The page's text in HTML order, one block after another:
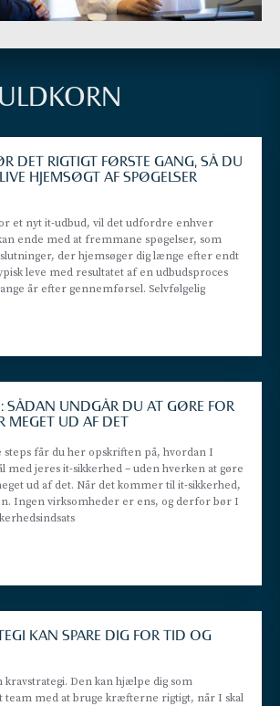
DET RIGTIGT FØRSTE GANG, SÅ DU
HJEMSØGT AF SPØGELSER
et nyt it-udbud, vil det udfordre enhver
ende med at fremmane spøgelser, som
der hjemsøger dig længe efter endt
leve med resultatet af en udbudsproces
år efter gennemførsel. Selvfølgelig
SÅDAN UNDGÅR DU AT GØRE FOR
MEGET UD AF DET
får du her opskriften på, hvordan I
med jeres it-sikkerhed – uden hverken at gøre
ud af det. Når det kommer til it-sikkerhed,
Ingen virksomheder er ens, og derfor bør I
KAN SPARE DIG FOR TID OG
kravstrategi. Den kan hjælpe dig som
team med at bruge kræfterne rigtigt, når I skal